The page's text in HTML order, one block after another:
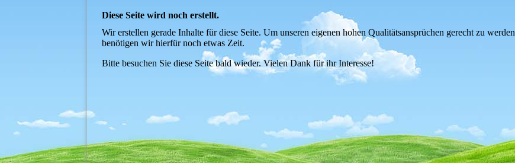
Diese Seite wird noch erstellt.
Wir erstellen gerade Inhalte für diese Seite. Um unseren eigenen hohen Qualitätsansprüchen gerecht zu werden
benötigen wir hierfür noch etwas Zeit.
Bitte besuchen Sie diese Seite bald wieder. Vielen Dank für ihr Interesse!